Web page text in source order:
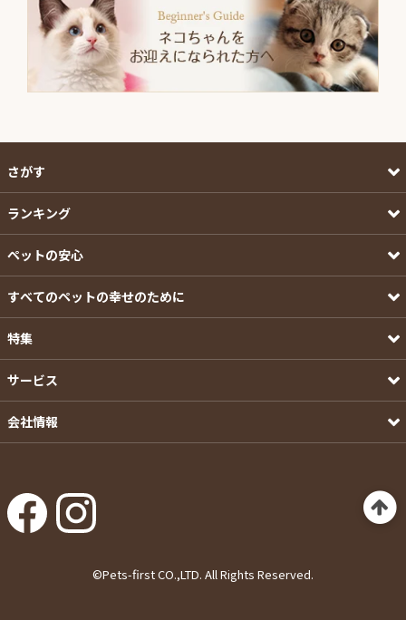
さがす
ランキング
ペットの安心
すべてのペットの幸せのために
特集
サービス
会社情報
©Pets-first CO.,LTD. All Rights Reserved.